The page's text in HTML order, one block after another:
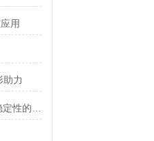
用
助力
EUROTHERM温控器：高精度与稳定性的工业解决方案